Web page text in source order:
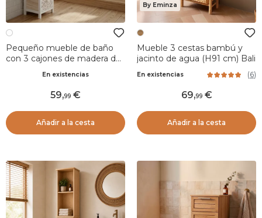
Pequeño mueble de baño
con 3 cajones de madera de
Bohemia Blanco
En existencias
59,99
Añadir a la cesta
By Eminza
Mueble 3 cestas bambú y
jacinto de agua (H91 cm) Bali
En existencias (6)
69,99
Añadir a la cesta